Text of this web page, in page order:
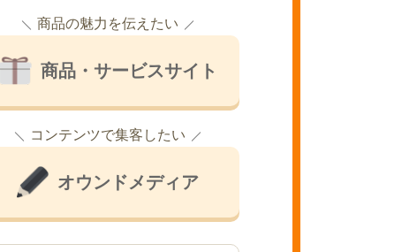
商品の魅力を伝えたい
商品・サービスサイト
コンテンツで集客したい
オウンドメディア